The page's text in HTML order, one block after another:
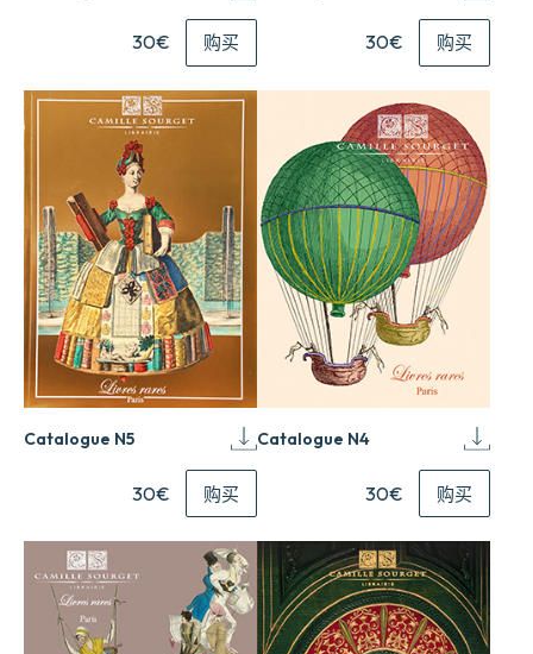
30€ 购买 30€ 购买
Catalogue N5
30€ 购买
Catalogue N4
30€ 购买